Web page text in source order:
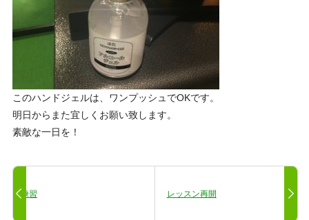
このハンドジェルは、ワンプッシュでOKです。
明日からまた宜しくお願い致します。
素敵な一日を！
練習 レッスン再開